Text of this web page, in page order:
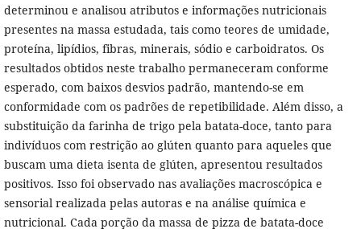
determinou e analisou atributos e informações nutricionais
presentes na massa estudada, tais como teores de umidade,
proteína, lipídios, fibras, minerais, sódio e carboidratos. Os
resultados obtidos neste trabalho permaneceram conforme
esperado, com baixos desvios padrão, mantendo-se em
conformidade com os padrões de repetibilidade. Além disso, a
substituição da farinha de trigo pela batata-doce, tanto para
indivíduos com restrição ao glúten quanto para aqueles que
buscam uma dieta isenta de glúten, apresentou resultados
positivos. Isso foi observado nas avaliações macroscópica e
sensorial realizada pelas autoras e na análise química e
nutricional. Cada porção da massa de pizza de batata-doce